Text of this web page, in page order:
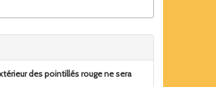
des pointillés rouge ne sera